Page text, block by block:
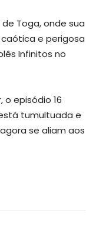
Toga, onde sua
e perigosa
Infinitos no
episódio 16
tumultuada e
se aliam aos